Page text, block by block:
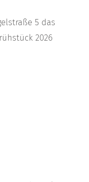
5 das
2026